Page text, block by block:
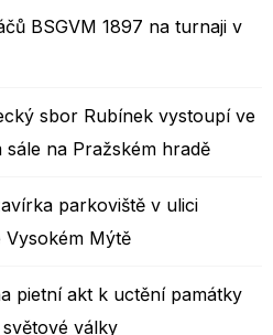
BSGVM 1897 na turnaji v
sbor Rubínek vystoupí ve
sále na Pražském hradě
parkoviště v ulici
Vysokém Mýtě
pietní akt k uctění památky
války